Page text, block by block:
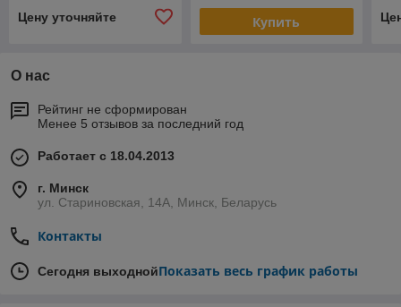
Цену уточняйте Купить
О нас
Рейтинг не сформирован
Менее 5 отзывов за последний год
Работает с 18.04.2013
г. Минск
ул. Стариновская, 14А, Минск, Беларусь
Контакты
Сегодня выходнойПоказать весь график работы